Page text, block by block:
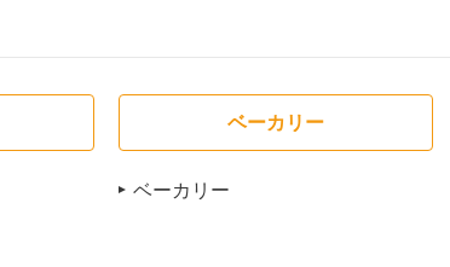
ベーカリー
ベーカリー